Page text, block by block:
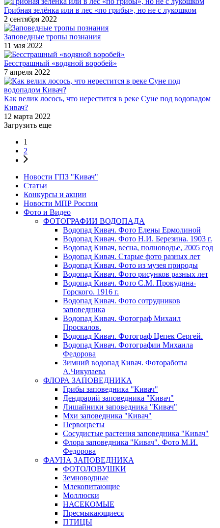
Грибная зелёнка или в лес «по грибы», но не с лукошком
2 сентября 2022
Заповедные тропы познания
11 мая 2022
Бесстрашный «водяной воробей»
7 апреля 2022
Как велик лосось, что нерестится в реке Суне под водопадом
Кивач?
12 марта 2022
Загрузить еще
1
2
Новости ГПЗ "Кивач"
Статьи
Конкурсы и акции
Новости МПР России
Фото и Видео
ФОТОГРАФИИ ВОДОПАДА
Водопад Кивач. Фото Елены Ермолиной
Водопад Кивач. Фото Н.И. Березина. 1903 г.
Водопад Кивач, весна, полноводье, 2005 год
Водопад Кивач. Старые фото разных лет
Водопад Кивач. Фото из музея природы
Водопад Кивач. Фото рисунков разных лет
Водопад Кивач. Фото С.М. Прокудина-
Горского. 1916 г.
Водопад Кивач. Фото сотрудников
заповедника
Водопад Кивач. Фотограф Михаил
Проскалов.
Водопад Кивач. Фотограф Цепек Сергей.
Водопад Кивач. Фотографии Михаила
Федорова
Зимний водопад Кивач. Фотоработы
А.Чикулаева
ФЛОРА ЗАПОВЕДНИКА
Грибы заповедника "Кивач"
Дендрарий заповедника "Кивач"
Лишайники заповедника "Кивач"
Мхи заповедника "Кивач"
Первоцветы
Сосудистые растения заповедника "Кивач"
Флора заповедника "Кивач". Фото М.И.
Федорова
ФАУНА ЗАПОВЕДНИКА
ФОТОЛОВУШКИ
Земноводные
Млекопитающие
Моллюски
НАСЕКОМЫЕ
Пресмыкающиеся
ПТИЦЫ